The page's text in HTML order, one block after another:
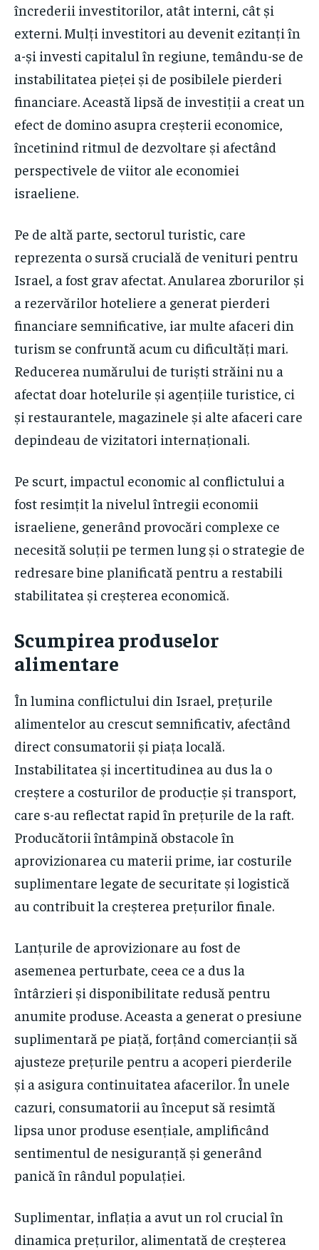
încrederii investitorilor, atât interni, cât și
externi. Mulți investitori au devenit ezitanți în
a-și investi capitalul în regiune, temându-se de
instabilitatea pieței și de posibilele pierderi
financiare. Această lipsă de investiții a creat un
efect de domino asupra creșterii economice,
încetinind ritmul de dezvoltare și afectând
perspectivele de viitor ale economiei
israeliene.
Pe de altă parte, sectorul turistic, care
reprezenta o sursă crucială de venituri pentru
Israel, a fost grav afectat. Anularea zborurilor și
a rezervărilor hoteliere a generat pierderi
financiare semnificative, iar multe afaceri din
turism se confruntă acum cu dificultăți mari.
Reducerea numărului de turiști străini nu a
afectat doar hotelurile și agențiile turistice, ci
și restaurantele, magazinele și alte afaceri care
depindeau de vizitatori internaționali.
Pe scurt, impactul economic al conflictului a
fost resimțit la nivelul întregii economii
israeliene, generând provocări complexe ce
necesită soluții pe termen lung și o strategie de
redresare bine planificată pentru a restabili
stabilitatea și creșterea economică.
Scumpirea produselor
alimentare
În lumina conflictului din Israel, prețurile
alimentelor au crescut semnificativ, afectând
direct consumatorii și piața locală.
Instabilitatea și incertitudinea au dus la o
creștere a costurilor de producție și transport,
care s-au reflectat rapid în prețurile de la raft.
Producătorii întâmpină obstacole în
aprovizionarea cu materii prime, iar costurile
suplimentare legate de securitate și logistică
au contribuit la creșterea prețurilor finale.
Lanțurile de aprovizionare au fost de
asemenea perturbate, ceea ce a dus la
întârzieri și disponibilitate redusă pentru
anumite produse. Aceasta a generat o presiune
suplimentară pe piață, forțând comercianții să
ajusteze prețurile pentru a acoperi pierderile
și a asigura continuitatea afacerilor. În unele
cazuri, consumatorii au început să resimtă
lipsa unor produse esențiale, amplificând
sentimentul de nesiguranță și generând
panică în rândul populației.
Suplimentar, inflația a avut un rol crucial în
dinamica prețurilor, alimentată de creșterea